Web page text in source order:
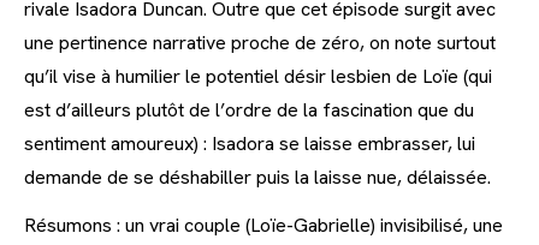
rivale Isadora Duncan. Outre que cet épisode surgit avec
une pertinence narrative proche de zéro, on note surtout
qu’il vise à humilier le potentiel désir lesbien de Loïe (qui
est d’ailleurs plutôt de l’ordre de la fascination que du
sentiment amoureux) : Isadora se laisse embrasser, lui
demande de se déshabiller puis la laisse nue, délaissée.
Résumons : un vrai couple (Loïe-Gabrielle) invisibilisé, une